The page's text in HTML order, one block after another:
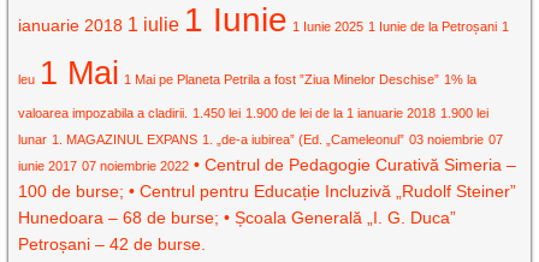
ianuarie 2018 1 iulie 1 Iunie 1 Iunie 2025 1 Iunie de la Petroșani 1
leu 1 Mai 1 Mai pe Planeta Petrila a fost ”Ziua Minelor Deschise” 1% la
valoarea impozabila a cladirii. 1.450 lei 1.900 de lei de la 1 ianuarie 2018 1.900 lei
lunar 1. MAGAZINUL EXPANS 1. „de-a iubirea” (Ed. „Cameleonul” 03 noiembrie 07
iunie 2017 07 noiembrie 2022 • Centrul de Pedagogie Curativă Simeria –
100 de burse; • Centrul pentru Educație Incluzivă „Rudolf Steiner”
Hunedoara – 68 de burse; • Școala Generală „I. G. Duca”
Petroșani – 42 de burse.